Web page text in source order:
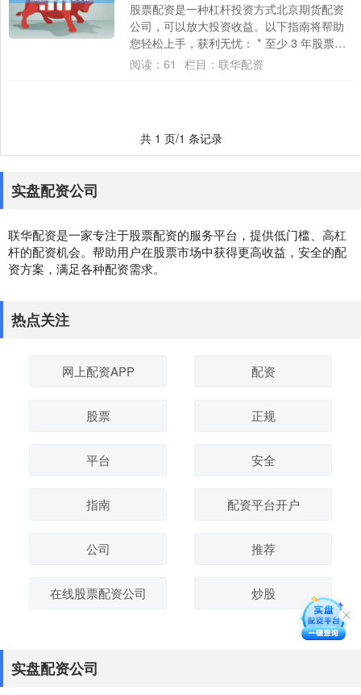
股票配资是一种杠杆投资方式北京期货配资
公司，可以放大投资收益。以下指南将帮助
您轻松上手，获利无忧： * 至少 3 年股票配
资或相关行业的销售经验 **1. 选择....
阅读： 61 栏目： 联华配资
共 1 页/1 条记录
实盘配资公司
联华配资是一家专注于股票配资的服务平台，提供低门槛、高杠
杆的配资机会。帮助用户在股票市场中获得更高收益，安全的配
资方案，满足各种配资需求。
热点关注
网上配资APP 配资
股票 正规
平台 安全
指南 配资平台开户
公司 推荐
在线股票配资公司 炒股
实盘配资公司